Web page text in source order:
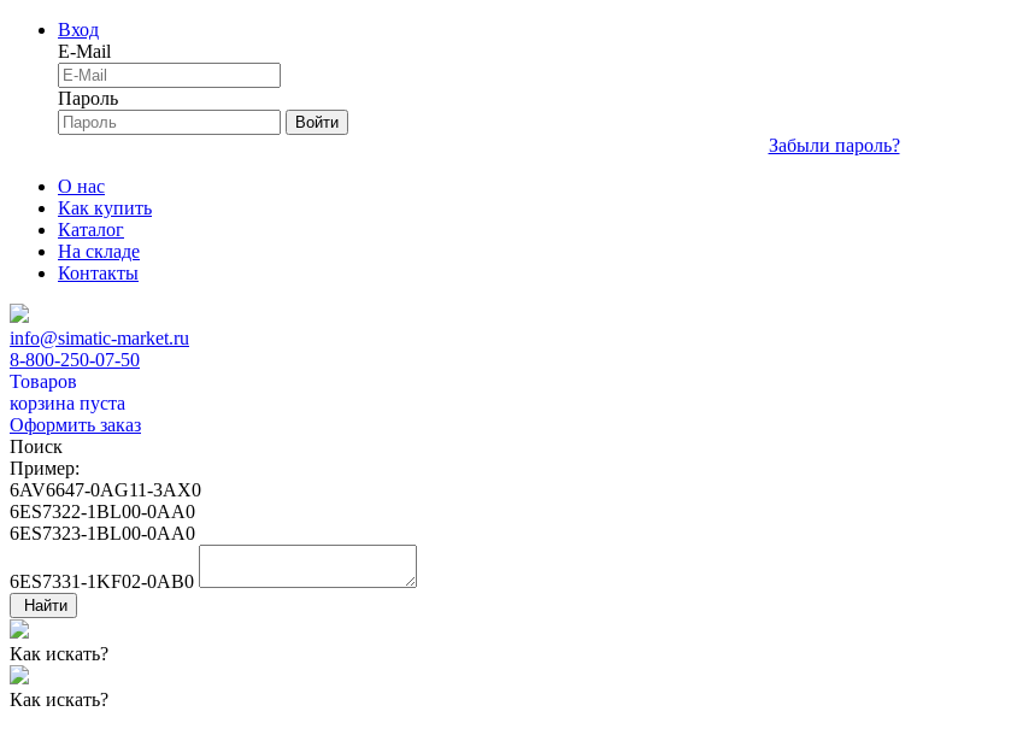
Вход
E-Mail
Пароль
Войти
Забыли пароль?
О нас
Как купить
Каталог
На складе
Контакты
info@simatic-market.ru
8-800-250-07-50
Товаров
корзина пуста
Оформить заказ
Поиск
Пример:
6AV6647-0AG11-3AX0
6ES7322-1BL00-0AA0
6ES7323-1BL00-0AA0
6ES7331-1KF02-0AB0
Найти
Как искать?
Как искать?